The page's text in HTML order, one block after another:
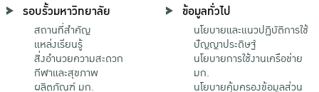
รอบรั้วมหาวิทยาลัย
สถานที่สำคัญ
แหล่งเรียนรู้
สิ่งอำนวยความสะดวก
กีฬาและสุขภาพ
ผลิตภัณฑ์ มก.
ข้อมูลทั่วไป
นโยบายและแนวปฏิบัติการใช้
ปัญญาประดิษฐ์
นโยบายการใช้งานเครือข่าย
มก.
นโยบายคุ้มครองข้อมูลส่วน